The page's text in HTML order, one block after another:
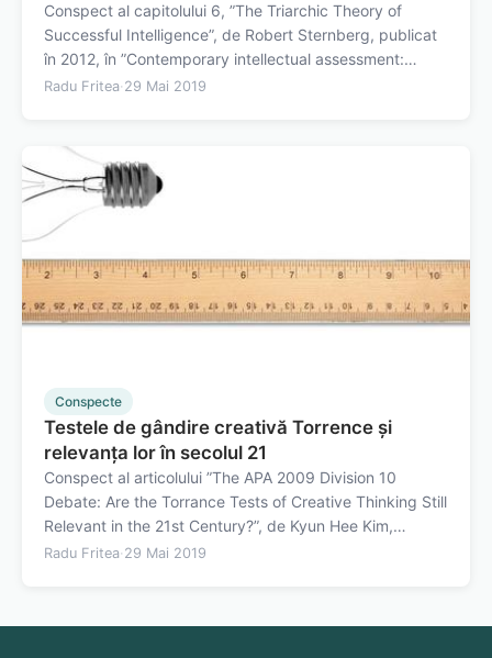
Conspect al capitolului 6, ”The Triarchic Theory of
Successful Intelligence”, de Robert Sternberg, publicat
în 2012, în ”Contemporary intellectual assessment:
Theories, tests, and issues”. Definirea inteligenței de
Radu Fritea· 29 Mai 2019
Conspecte
Testele de gândire creativă Torrence și
relevanța lor în secolul 21
Conspect al articolului ”The APA 2009 Division 10
Debate: Are the Torrance Tests of Creative Thinking Still
Relevant in the 21st Century?”, de Kyun Hee Kim,
publicat în 2011 în Psychology of Aesthetics, Creativity
Radu Fritea· 29 Mai 2019